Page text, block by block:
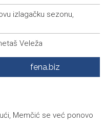
izlagačku sezonu,
Veleža
Saturday, 8 August 2026
ode kući, Memčić se već
Kinoscope and
fena.biz
Memčić se već ponovo